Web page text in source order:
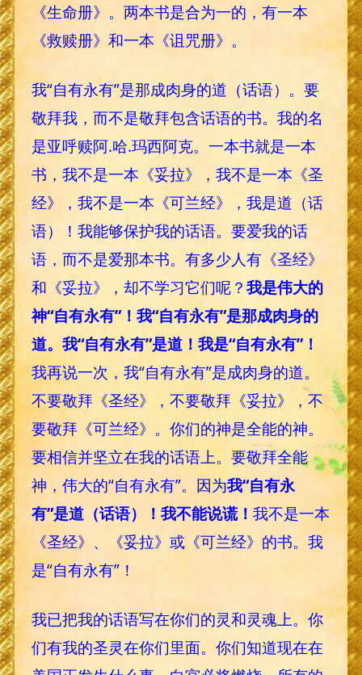
《生命册》。两本书是合为一的，有一本
《救赎册》和一本《诅咒册》。
我“自有永有”是那成肉身的道（话语）。要
敬拜我，而不是敬拜包含话语的书。我的名
是亚呼赎阿.哈.玛西阿克。一本书就是一本
书，我不是一本《妥拉》，我不是一本《圣
经》，我不是一本《可兰经》，我是道（话
语）！我能够保护我的话语。要爱我的话
语，而不是爱那本书。有多少人有《圣经》
和《妥拉》，却不学习它们呢？ 我是伟大的
神“自有永有”！我“自有永有”是那成肉身的
道。我“自有永有”是道！我是“自有永有”！
我再说一次，我“自有永有”是成肉身的道。
不要敬拜《圣经》，不要敬拜《妥拉》，不
要敬拜《可兰经》。你们的神是全能的神。
要相信并坚立在我的话语上。要敬拜全能
神，伟大的“自有永有”。因为我“自有永
有”是道（话语）！我不能说谎！ 我不是一本
《圣经》、《妥拉》或《可兰经》的书。我
是“自有永有”！
我已把我的话语写在你们的灵和灵魂上。你
们有我的圣灵在你们里面。你们知道现在在